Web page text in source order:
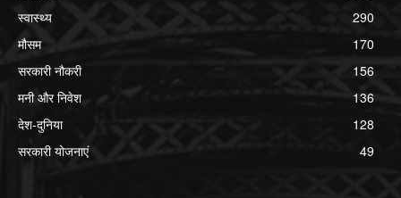
स्वास्थ्य
290
मौसम
170
सरकारी नौकरी
156
मनी और निवेश
136
देश-दुनिया
128
सरकारी योजनाएं
49